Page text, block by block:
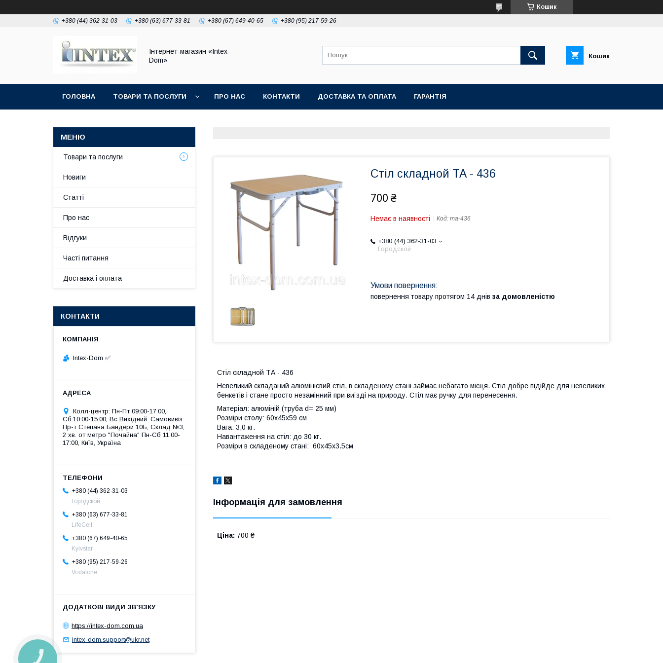
Кошик
+380 (44) 362-31-03 +380 (63) 677-33-81 +380 (67) 649-40-65 +380 (95) 217-59-26
Інтернет-магазин «Intex-
Dom»
Кошик
ГОЛОВНА ТОВАРИ ТА ПОСЛУГИ ПРО НАС КОНТАКТИ ДОСТАВКА ТА ОПЛАТА ГАРАНТІЯ
Стіл складной ТА - 436
700 ₴
Немає в наявності Код: та-436
+380 (44) 362-31-03
Городской
повернення товару протягом 14 днів за домовленістю
Стіл складной ТА - 436
Невеликий складаний алюмінієвий стіл, в складеному стані займає небагато місця. Стіл добре підійде для невеликих
бенкетів і стане просто незамінний при виїзді на природу. Стіл має ручку для перенесення.
Матеріал: алюміній (труба d= 25 мм)
Розміри столу: 60х45х59 см
Вага: 3,0 кг.
Навантаження на стіл: до 30 кг.
Розміри в складеному стані: 60х45х3.5см
Інформація для замовлення
Ціна: 700 ₴
Товари та послуги
Новиги
Статті
Про нас
Відгуки
Часті питання
Доставка і оплата
КОНТАКТИ
Intex-Dom ✅
Колл-центр: Пн-Пт 09:00-17:00,
Сб:10:00-15:00; Вс Вихідний. Самовивіз:
Пр-т Степана Бандери 10Б, Склад №3,
2 хв. от метро "Почайна" Пн-Cб 11:00-
17:00, Київ, Україна
+380 (44) 362-31-03
Городской
+380 (63) 677-33-81
LifeCell
+380 (67) 649-40-65
Kyivstar
+380 (95) 217-59-26
Vodafone
https://intex-dom.com.ua
intex-dom.support@ukr.net
КНОПКА
ЗВ'ЯЗКУ